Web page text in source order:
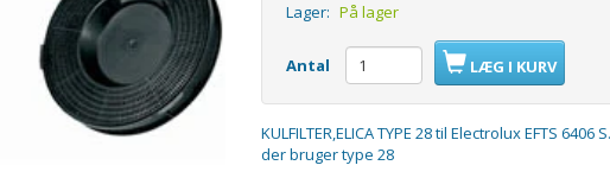
Lager: På lager
Antal LÆG I KURV
KULFILTER,ELICA TYPE 28 til Electrolux EFTS
der bruger type 28